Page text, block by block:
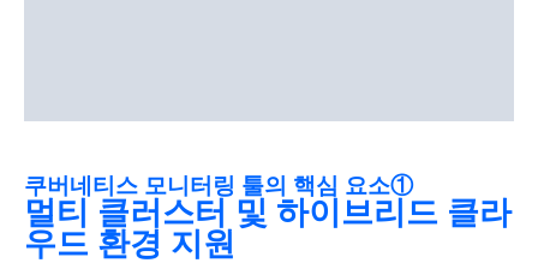
쿠버네티스 모니터링 툴의 핵심 요소①
멀티 클러스터 및 하이브리드 클라
우드 환경 지원